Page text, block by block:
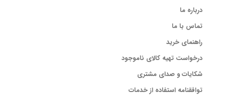
درباره ما
تماس با ما
راهنمای خرید
درخواست تهیه کالای ناموجود
شکایات و صدای مشتری
توافقنامه استفاده از خدمات